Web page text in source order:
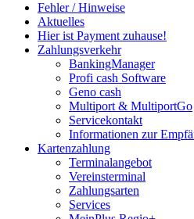
Fehler / Hinweise
Aktuelles
Hier ist Payment zuhause!
Zahlungsverkehr
BankingManager
Profi cash Software
Geno cash
Multiport & MultiportGo
Servicekontakt
Informationen zur
Kartenzahlung
Terminalangebot
Vereinsterminal
Zahlungsarten
Services